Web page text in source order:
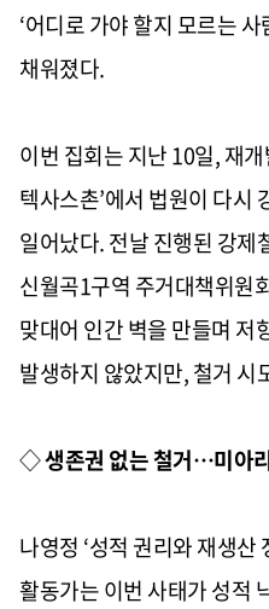
‘어디로 가야 할지 모르는
채워졌다.
이번 집회는 지난 10일, 재
텍사스촌’에서 법원이 다시
일어났다. 전날 진행된 강제
신월곡1구역 주거대책위원
맞대어 인간 벽을 만들며 저
발생하지 않았지만, 철거 시
◇생존권 없는 철거…미아
나영정 ‘성적 권리와 재생산
활동가는 이번 사태가 성적